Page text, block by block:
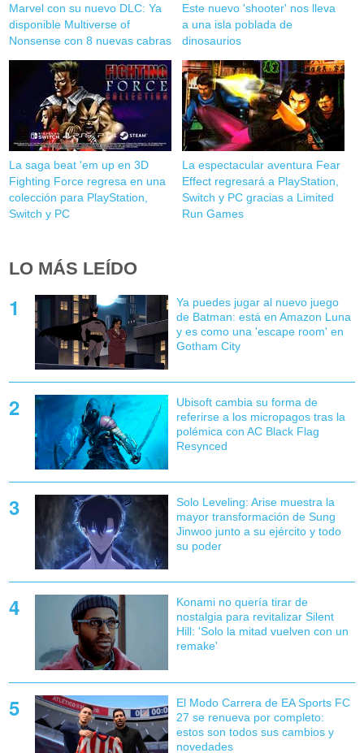
Marvel con su nuevo DLC: Ya
disponible Multiverse of
Nonsense con 8 nuevas cabras
Este nuevo 'shooter' nos lleva
a una isla poblada de
dinosaurios
La saga beat 'em up en 3D
Fighting Force regresa en una
colección para PlayStation,
Switch y PC
La espectacular aventura Fear
Effect regresará a PlayStation,
Switch y PC gracias a Limited
Run Games
LO MÁS LEÍDO
Ya puedes jugar al nuevo juego
de Batman: está en Amazon Luna
y es como una 'escape room' en
Gotham City
Ubisoft cambia su forma de
referirse a los micropagos tras la
polémica con AC Black Flag
Resynced
Solo Leveling: Arise muestra la
mayor transformación de Sung
Jinwoo junto a su ejército y todo
su poder
Konami no quería tirar de
nostalgia para revitalizar Silent
Hill: 'Solo la mitad vuelven con un
remake'
El Modo Carrera de EA Sports FC
27 se renueva por completo:
estos son todos sus cambios y
novedades